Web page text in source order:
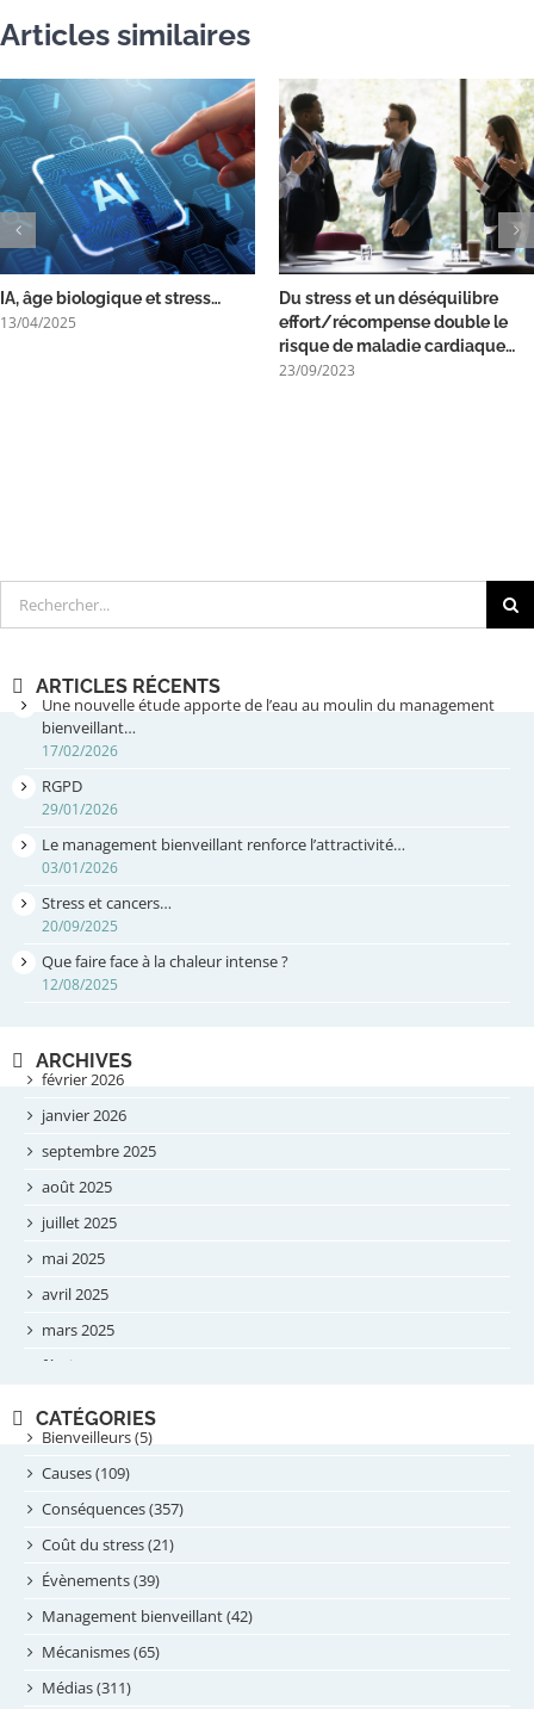
Articles similaires
IA, âge biologique et stress…
13/04/2025
Du stress et un déséquilibre
effort/récompense double le
risque de maladie cardiaque…
23/09/2023
Rechercher
ARTICLES RÉCENTS
Une nouvelle étude apporte de l’eau au moulin du management
bienveillant…
17/02/2026
RGPD
29/01/2026
Le management bienveillant renforce l’attractivité…
03/01/2026
Stress et cancers…
20/09/2025
Que faire face à la chaleur intense ?
12/08/2025
ARCHIVES
février 2026
janvier 2026
septembre 2025
août 2025
juillet 2025
mai 2025
avril 2025
mars 2025
février 2025
septembre 2024
août 2024
juillet 2024
juin 2024
mai 2024
avril 2024
février 2024
janvier 2024
CATÉGORIES
Bienveilleurs (5)
Causes (109)
Conséquences (357)
Coût du stress (21)
Évènements (39)
Management bienveillant (42)
Mécanismes (65)
Médias (311)